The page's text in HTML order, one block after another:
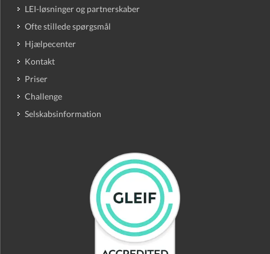
LEI-løsninger og partnerskaber
Ofte stillede spørgsmål
Hjælpecenter
Kontakt
Priser
Challenge
Selskabsinformation